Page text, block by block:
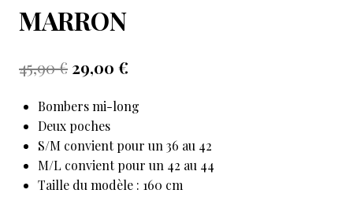
MARRON
45,90€ 29,00 €
Bombers mi-long
Deux poches
S/M convient pour un 36 au 42
M/L convient pour un 42 au 44
Taille du modèle : 160 cm